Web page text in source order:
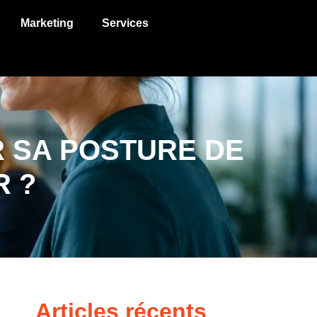
Marketing Services
SA POSTURE DE
?
Articles récents